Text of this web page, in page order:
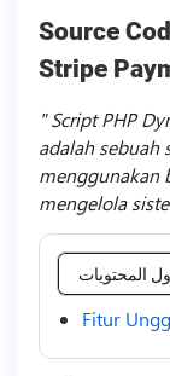
Source
Stripe
Script PHP
adalah sebuah
menggunakan
mengelola
المحتويات
Fitur